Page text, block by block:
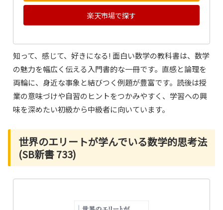
楽天市場で探す
知って、感じて、好きになる! 面白い数学の教科書は、数学
の魅力を幅広く伝える入門書的な一冊です。直感と論理を
両輪に、身近な事象と結びつく例題が豊富です。読後は授
業の意味づけや自習のヒントをつかみやすく、学習への興
味を深めたい初級から中級者に向いています。
世界のエリートが学んでいる数学的思考法
(SB新書 733)